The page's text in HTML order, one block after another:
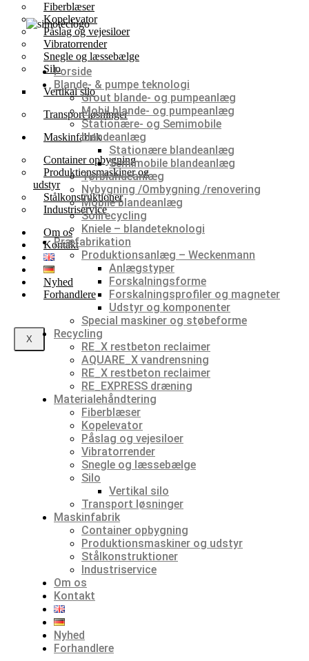
Fiberblæser
Kopelevator
Påslag og vejesiloer
Vibratorrender
Snegle og læssebælge
Silo
Vertikal silo
Transport løsninger
Maskinfabrik
Container opbygning
Produktionsmaskiner og
udstyr
Stålkonstruktioner
Industriservice
Om os
Kontakt
Nyhed
Forhandlere
X
Forside
Blande- & pumpe teknologi
Grout blande- og pumpeanlæg
Mobil blande- og pumpeanlæg
Stationære- og Semimobile
blandeanlæg
Stationære blandeanlæg
Semimobile blandeanlæg
Tørblandeanlæg
Nybygning /Ombygning /renovering
Mobile blandeanlæg
Soilrecycling
Kniele – blandeteknologi
Præfabrikation
Produktionsanlæg – Weckenmann
Anlægstyper
Forskalningsforme
Forskalningsprofiler og magneter
Udstyr og komponenter
Special maskiner og støbeforme
Recycling
RE_X restbeton reclaimer
AQUARE_X vandrensning
RE_X restbeton reclaimer
RE_EXPRESS dræning
Materialehåndtering
Fiberblæser
Kopelevator
Påslag og vejesiloer
Vibratorrender
Snegle og læssebælge
Silo
Vertikal silo
Transport løsninger
Maskinfabrik
Container opbygning
Produktionsmaskiner og udstyr
Stålkonstruktioner
Industriservice
Om os
Kontakt
Nyhed
Forhandlere